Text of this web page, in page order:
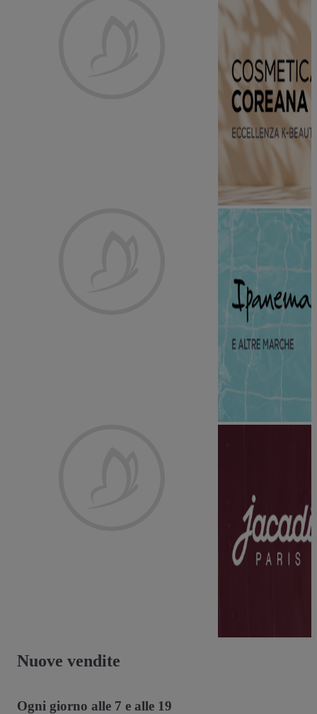
Nuove vendite
Ogni giorno alle 7 e alle 19